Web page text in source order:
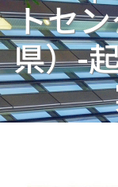
トセ
県）-